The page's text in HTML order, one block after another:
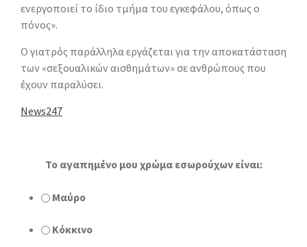
ενεργοποιεί το ίδιο τμήμα του εγκεφάλου, όπως ο
πόνος».
Ο γιατρός παράλληλα εργάζεται για την αποκατάσταση
των «σεξουαλικών αισθημάτων» σε ανθρώπους που
έχουν παραλύσει.
News247
Το αγαπημένο μου χρώμα εσωρούχων είναι:
Μαύρο
Κόκκινο